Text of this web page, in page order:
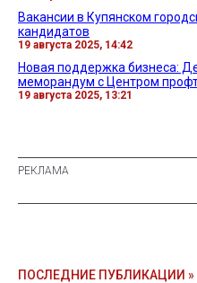
Вакансии в Купянском
кандидатов
19 августа 2025, 14:42
Новая поддержка бизнеса:
меморандум с Центром
19 августа 2025, 13:21
ПОСЛЕДНИЕ ПУБЛИКАЦИИ »